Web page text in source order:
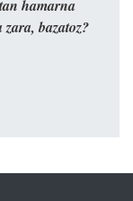
hamarna
bazatoz?